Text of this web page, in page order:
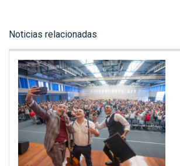
Noticias relacionadas